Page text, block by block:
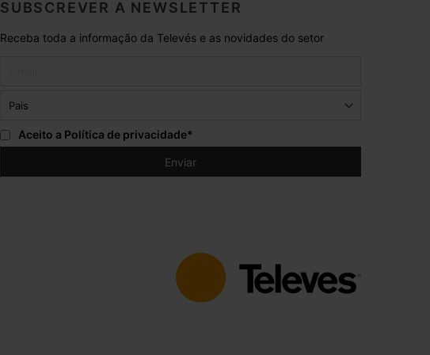
SUBSCREVER A NEWSLETTER
Receba toda a informação da Televés e as novidades do setor
Aceito a Política de privacidade*